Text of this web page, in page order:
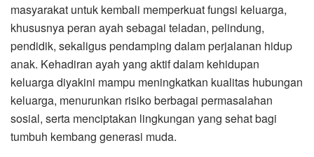
masyarakat untuk kembali memperkuat fungsi keluarga,
khususnya peran ayah sebagai teladan, pelindung,
pendidik, sekaligus pendamping dalam perjalanan hidup
anak. Kehadiran ayah yang aktif dalam kehidupan
keluarga diyakini mampu meningkatkan kualitas hubungan
keluarga, menurunkan risiko berbagai permasalahan
sosial, serta menciptakan lingkungan yang sehat bagi
tumbuh kembang generasi muda.